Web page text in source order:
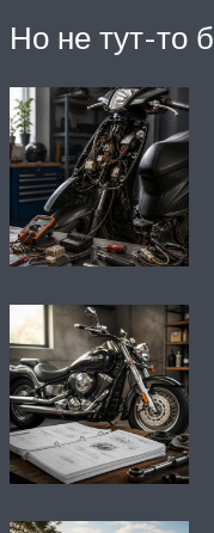
Но не тут-то